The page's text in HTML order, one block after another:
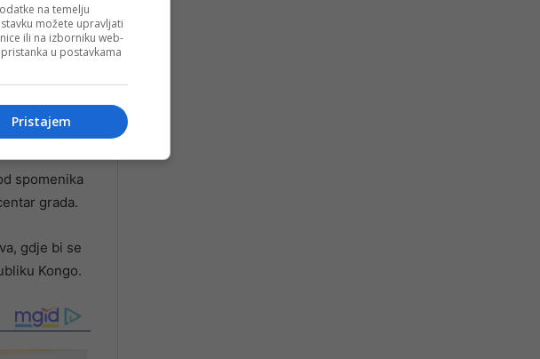
spomenika
grada.
gdje bi se
Kongo.
na temelju
možete upravljati
ili na izborniku web-
u postavkama
Pristajem